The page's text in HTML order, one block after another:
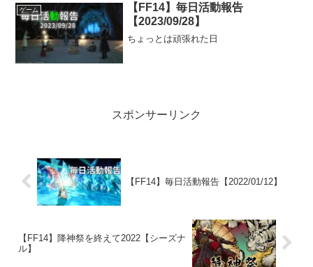
ゲーム
【FF14】毎日活動報告
【2023/09/28】
ちょっとは頑張れた日
スポンサーリンク
【FF14】毎日活動報告【2022/01/12】
【FF14】降神祭を終えて2022【シーズナ
ル】